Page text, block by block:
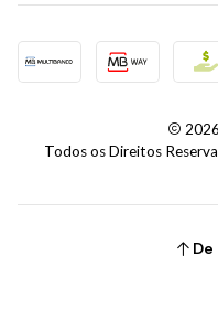
Todos os Direitos